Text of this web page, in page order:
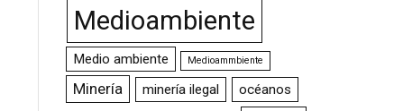
Medioambiente
Medio ambiente Medioammbiente
Minería minería ilegal océanos